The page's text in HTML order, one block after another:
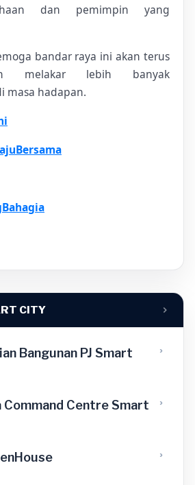
CITY
Bangunan PJ Smart
Command Centre Smart
dan pemimpin yang
bandar raya ini akan terus
melakar lebih banyak
masa hadapan.